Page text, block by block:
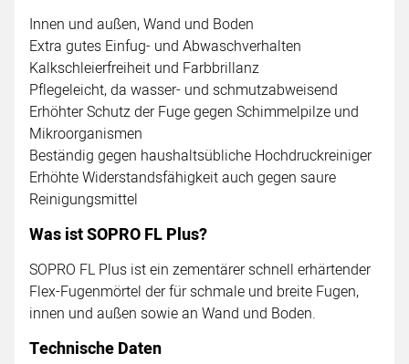
Innen und außen, Wand und Boden
Extra gutes Einfug- und Abwaschverhalten
Kalkschleierfreiheit und Farbbrillanz
Pflegeleicht, da wasser- und schmutzabweisend
Erhöhter Schutz der Fuge gegen Schimmelpilze und
Mikroorganismen
Beständig gegen haushaltsübliche Hochdruckreiniger
Erhöhte Widerstandsfähigkeit auch gegen saure
Reinigungsmittel
Was ist SOPRO FL Plus?
SOPRO FL Plus ist ein zementärer schnell erhärtender
Flex-Fugenmörtel der für schmale und breite Fugen,
innen und außen sowie an Wand und Boden.
Technische Daten